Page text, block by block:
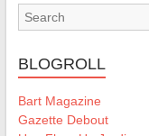
BLOGROLL
Bart Magazine
Gazette Debout